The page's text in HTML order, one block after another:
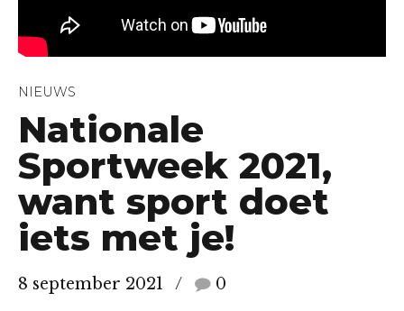
NIEUWS
Nationale
Sportweek 2021,
want sport doet
iets met je!
8 september 2021 0